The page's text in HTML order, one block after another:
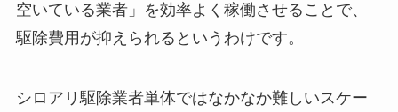
空いている業者」を効率よく稼働させることで、
駆除費用が抑えられるというわけです。
シロアリ駆除業者単体ではなかなか難しいスケー